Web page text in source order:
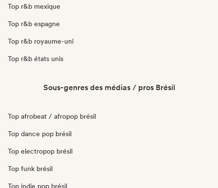
Top r&b mexique
Top r&b espagne
Top r&b royaume-uni
Top r&b états unis
Sous-genres des médias / pros Brésil
Top afrobeat / afropop brésil
Top dance pop brésil
Top electropop brésil
Top funk brésil
Top indie pop brésil